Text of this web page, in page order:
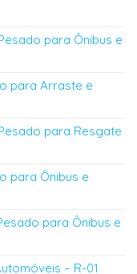
para Ônibus e
para Arraste e
para Resgate
para Ônibus e
para Ônibus e
– R-01